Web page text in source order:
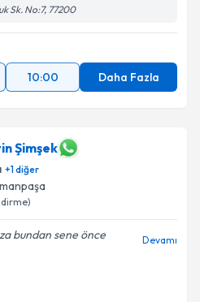
Sk. No:7, 77200
10:00 Daha Fazla
Şimşek
+1diğer
bundan sene önce
Devamı